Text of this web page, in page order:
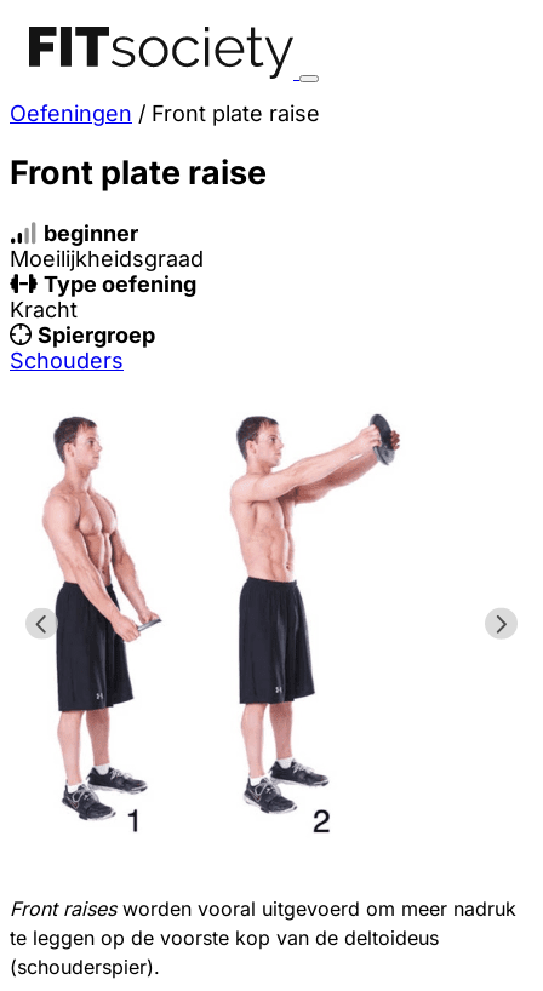
Oefeningen / Front plate raise
Front plate raise
beginner
Moeilijkheidsgraad
Type oefening
Kracht
Spiergroep
Schouders
Front raisesworden vooral uitgevoerd om meer nadruk
te leggen op de voorste kop van de deltoideus
(schouderspier).